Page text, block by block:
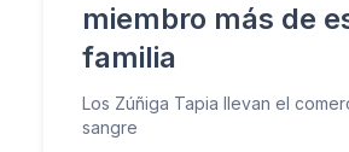
miembro más de
familia
Los Zúñiga Tapia llevan el
sangre